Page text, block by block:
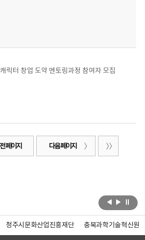
릭터 창업 도약 멘토링과정 참여자 모집
페이지 다음 페이지
청주시문화산업진흥재단 충북과학기술혁신원